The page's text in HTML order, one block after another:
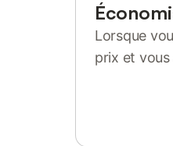
Lorsque
prix et